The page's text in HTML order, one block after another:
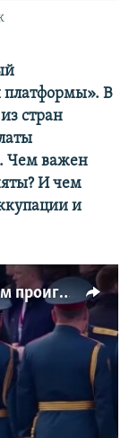
В
стран
Чем важен
И чем
и
«Для Путина нет ничего хуже, чем проиграть войну» | Крым.Реалии